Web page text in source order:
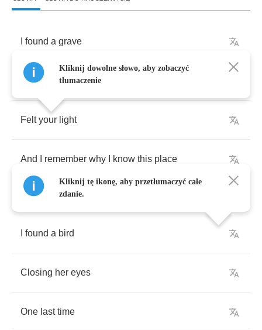
found a grave
Brushed off the face
Felt your light
And remember why know this place
found a bird
Closing her eyes
One last time
Kliknij dowolne słowo, aby zobaczyć
tłumaczenie
Kliknij tę ikonę, aby przetłumaczyć całe
zdanie.